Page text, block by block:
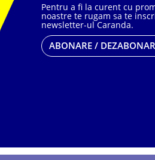
Pentru a fi la curent cu
noastre te rugam sa te
newsletter-ul Caranda.
ABONARE /